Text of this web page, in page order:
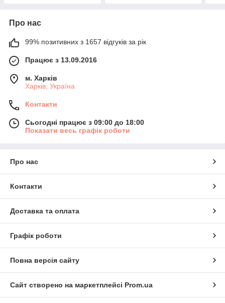
Про нас
99% позитивних з 1657 відгуків за рік
Працює з 13.09.2016
м. Харків
Харків, Україна
Контакти
Сьогодні працює з 09:00 до 18:00
Показати весь графік роботи
Про нас
Контакти
Доставка та оплата
Графік роботи
Повна версія сайту
Сайт створено на маркетплейсі Prom.ua